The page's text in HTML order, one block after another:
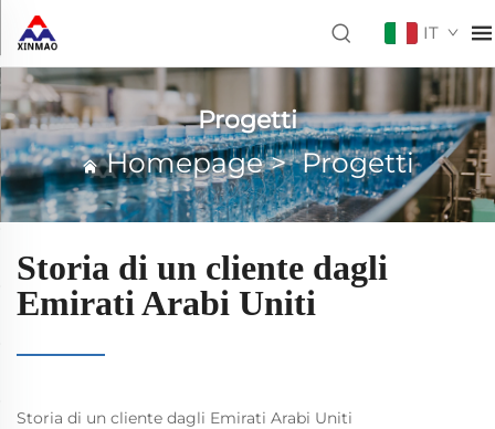
IT
Progetti
Homepage>Progetti
Storia di un cliente dagli
Emirati Arabi Uniti
Storia di un cliente dagli Emirati Arabi Uniti